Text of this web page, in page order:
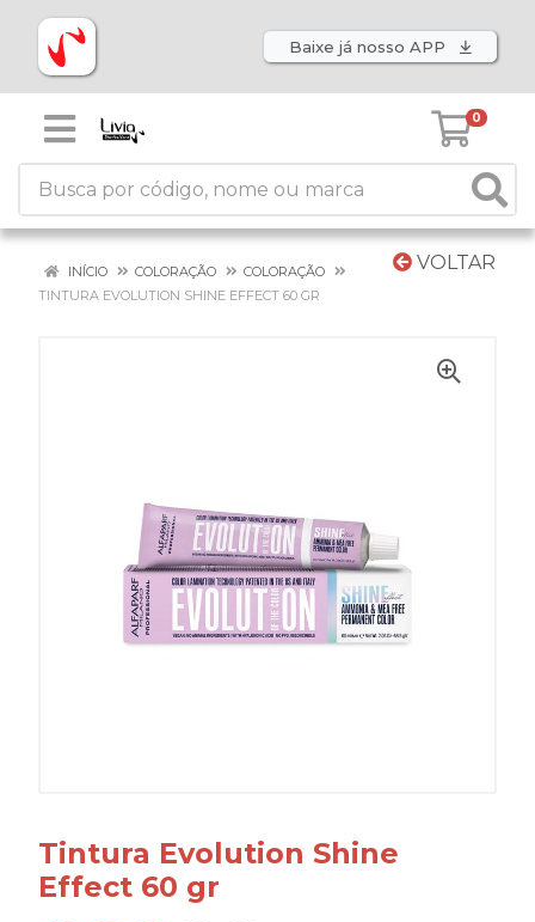
Baixe já nosso APP
0
VOLTAR
INÍCIO COLORAÇÃO
COLORAÇÃO
TINTURA EVOLUTION SHINE EFFECT 60 GR
Tintura Evolution Shine
Effect 60 gr